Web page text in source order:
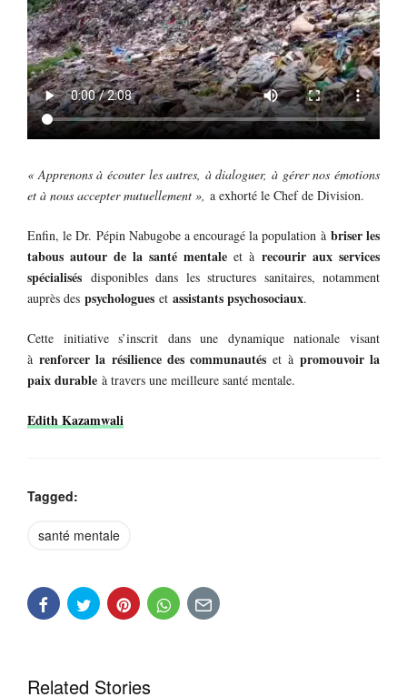
« Apprenons à écouter les autres, à dialoguer, à gérer nos émotions
et à nous accepter mutuellement », a exhorté le Chef de Division.
Enfin, le Dr. Pépin Nabugobe a encouragé la population à briser les
tabous autour de la santé mentaleet àrecourir aux services
spécialisés disponibles dans les structures sanitaires, notamment
auprès des psychologues et assistants psychosociaux.
Cette initiative s’inscrit dans une dynamique nationale visant
àrenforcer la résilience des communautés et à promouvoir la
paix durable à travers une meilleure santé mentale.
Edith Kazamwali
Tagged:
santé mentale
Related Stories